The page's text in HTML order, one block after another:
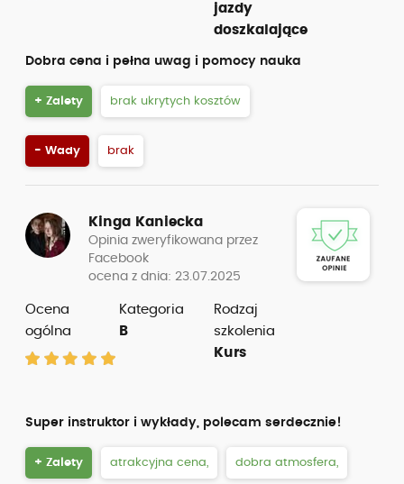
jazdy
doszkalające
Dobra cena i pełna uwag i pomocy nauka
+ Zalety brak ukrytych kosztów
- Wady brak
Kinga Kaniecka
Opinia zweryfikowana przez
Facebook
ocena z dnia: 23.07.2025
Ocena
ogólna
Kategoria
B
Rodzaj
szkolenia
Kurs
Super instruktor i wykłady, polecam serdecznie!
+ Zalety atrakcyjna cena, dobra atmosfera,